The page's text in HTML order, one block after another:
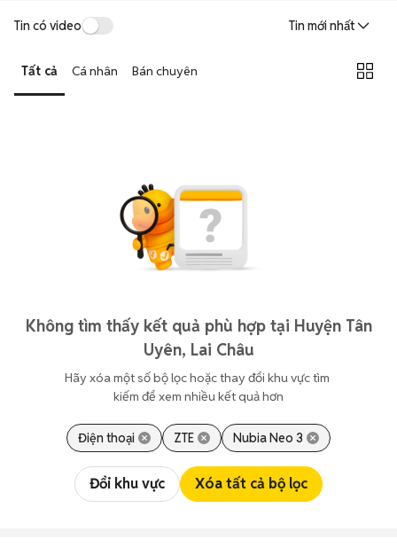
Tin có video Tin mới nhất
Tất cả Cá nhân Bán chuyên
Không tìm thấy kết quả phù hợp tại Huyện Tân
Uyên, Lai Châu
Hãy xóa một số bộ lọc hoặc thay đổi khu vực tìm
kiếm để xem nhiều kết quả hơn
Điện thoại ZTE Nubia Neo 3
Đổi khu vực Xóa tất cả bộ lọc